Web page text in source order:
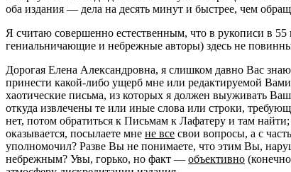
оба издания — дела на десять минут и быстрее, чем
Я считаю совершенно естественным, что в рукописи в 55
гениальничающие и небрежные авторы) здесь не
Дорогая Елена Александровна, я слишком давно Вас
принести какой-либо ущерб мне или редактируемой
хаотические письма, из которых я должен выуживать
откуда извлечены те или иные слова или строки,
нет, потом обратиться к Письмам к Лафатеру и там
оказывается, посылаете мне не все свои вопросы, а с
уполномочил? Разве Вы не понимаете, что этим Вы,
небрежным? Увы, горько, но факт — объективно